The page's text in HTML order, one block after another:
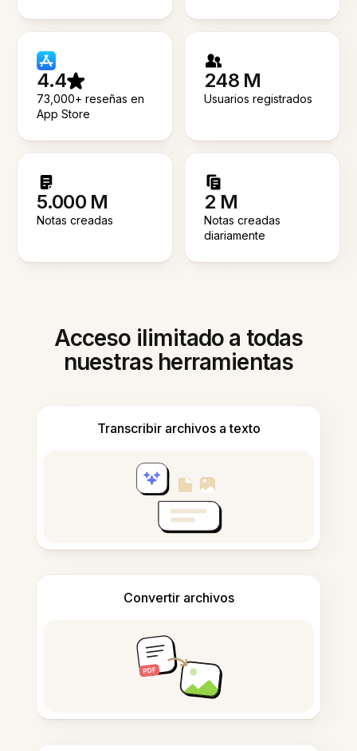
4.4
73,000+ reseñas en
App Store
248 M
Usuarios registrados
5.000 M
Notas creadas
2 M
Notas creadas
diariamente
Acceso ilimitado a todas
nuestras herramientas
Transcribir archivos a texto
Convertir archivos